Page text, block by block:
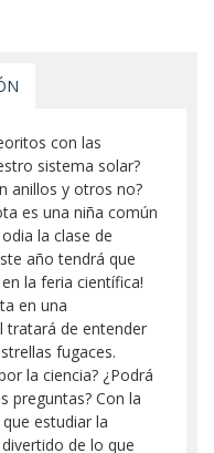
con las
sistema solar?
anillos y otros no?
es una niña común
la clase de
año tendrá que
la feria científica!
en una
tratará de entender
fugaces.
la ciencia? ¿Podrá
preguntas? Con la
estudiar la
de lo que